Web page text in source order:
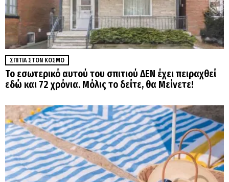
ΣΠΊΤΙΑ ΣΤΟΝ ΚΌΣΜΟ
Το εσωτερικό αυτού του σπιτιού ΔΕΝ έχει πειραχθεί
εδώ και 72 χρόνια. Μόλις το δείτε, θα Μείνετε!